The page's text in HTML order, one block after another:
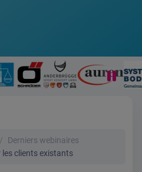
Derniers webinaires
les clients existants